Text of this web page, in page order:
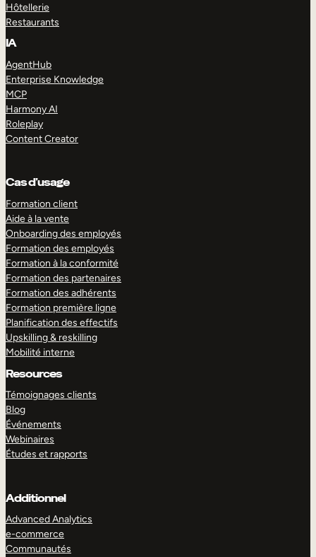
Hôtellerie
Restaurants
IA
AgentHub
Enterprise Knowledge
MCP
Harmony AI
Roleplay
Content Creator
Cas d’usage
Formation client
Aide à la vente
Onboarding des employés
Formation des employés
Formation à la conformité
Formation des partenaires
Formation des adhérents
Formation première ligne
Planification des effectifs
Upskilling & reskilling
Mobilité interne
Resources
Témoignages clients
Blog
Événements
Webinaires
Études et rapports
Additionnel
Advanced Analytics
e-commerce
Communautés